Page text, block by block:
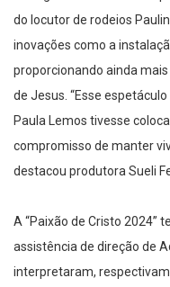
do locutor de rodeios
inovações como a
proporcionando ainda
de Jesus. “Esse
Paula Lemos tivesse
compromisso de manter
destacou produtora Sueli
A “Paixão de Cristo 2024”
assistência de direção de
interpretaram,